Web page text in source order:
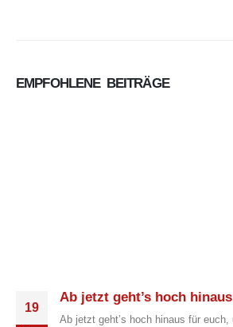
EMPFOHLENE BEITRÄGE
19
Ab jetzt geht’s hoch
Ab jetzt geht’s hoch hinaus für